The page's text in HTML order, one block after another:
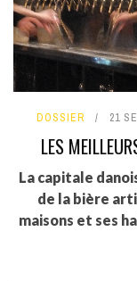
DOSSIER 21
LES
La capitale
de la bière
maisons et ses